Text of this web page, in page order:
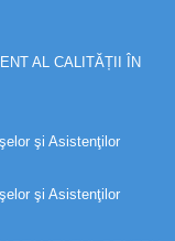
AL CALITĂȚII ÎN
şi Asistenţilor
şi Asistenţilor